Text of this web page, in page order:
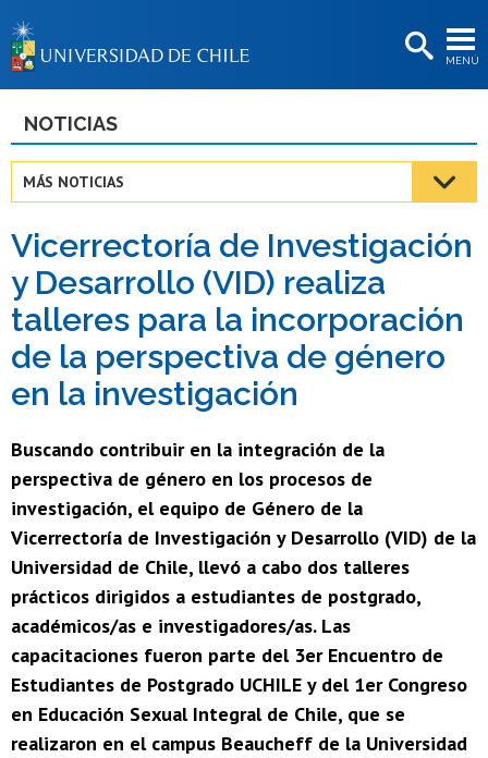
MENÚ
BIBLIOTECAS
Estudiantes
Académicas/os
Funcionarias/os
Egresadas/os
NOTICIAS
MÁS NOTICIAS
Vicerrectoría de Investigación
y Desarrollo (VID) realiza
talleres para la incorporación
de la perspectiva de género
en la investigación
Buscando contribuir en la integración de la
perspectiva de género en los procesos de
investigación, el equipo de Género de la
Vicerrectoría de Investigación y Desarrollo (VID) de la
Universidad de Chile, llevó a cabo dos talleres
prácticos dirigidos a estudiantes de postgrado,
académicos/as e investigadores/as. Las
capacitaciones fueron parte del 3er Encuentro de
Estudiantes de Postgrado UCHILE y del 1er Congreso
en Educación Sexual Integral de Chile, que se
realizaron en el campus Beaucheff de la Universidad